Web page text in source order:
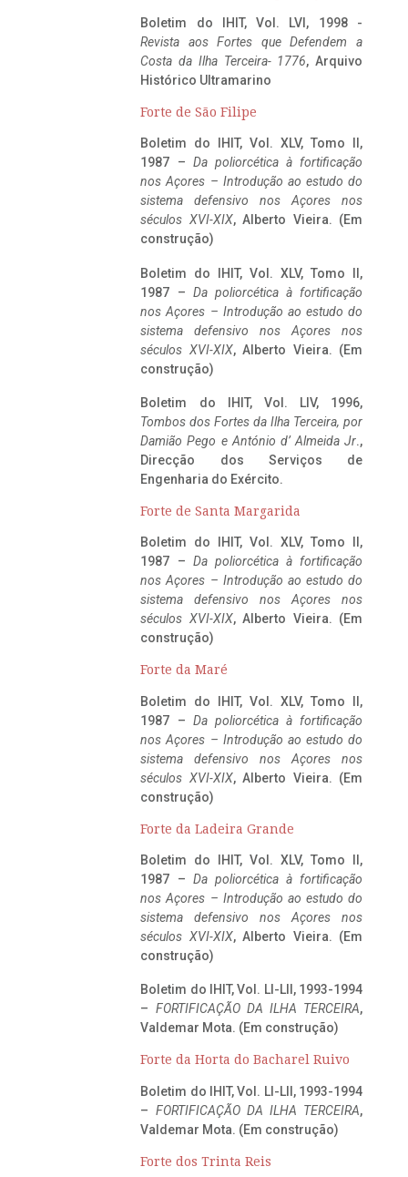
Boletim do IHIT, Vol. LVI, 1998 -
Revista aos Fortes que Defendem a
Costa da Ilha Terceira- 1776, Arquivo
Histórico Ultramarino
Forte de São Filipe
Boletim do IHIT, Vol. XLV, Tomo II,
1987 – Da poliorcética à fortificação
nos Açores – Introdução ao estudo do
sistema defensivo nos Açores nos
séculos XVI-XIX, Alberto Vieira. (Em
construção)
Boletim do IHIT, Vol. XLV, Tomo II,
1987 – Da poliorcética à fortificação
nos Açores – Introdução ao estudo do
sistema defensivo nos Açores nos
séculos XVI-XIX, Alberto Vieira. (Em
construção)
Boletim do IHIT, Vol. LIV, 1996,
Tombos dos Fortes da Ilha Terceira, por
Damião Pego e António d’ Almeida Jr.,
Direcção dos Serviços de
Engenharia do Exército.
Forte de Santa Margarida
Boletim do IHIT, Vol. XLV, Tomo II,
1987 – Da poliorcética à fortificação
nos Açores – Introdução ao estudo do
sistema defensivo nos Açores nos
séculos XVI-XIX, Alberto Vieira. (Em
construção)
Forte da Maré
Boletim do IHIT, Vol. XLV, Tomo II,
1987 – Da poliorcética à fortificação
nos Açores – Introdução ao estudo do
sistema defensivo nos Açores nos
séculos XVI-XIX, Alberto Vieira. (Em
construção)
Forte da Ladeira Grande
Boletim do IHIT, Vol. XLV, Tomo II,
1987 – Da poliorcética à fortificação
nos Açores – Introdução ao estudo do
sistema defensivo nos Açores nos
séculos XVI-XIX, Alberto Vieira. (Em
construção)
Boletim do IHIT, Vol. LI-LII, 1993-1994
– FORTIFICAÇÃO DA ILHA TERCEIRA,
Valdemar Mota. (Em construção)
Forte da Horta do Bacharel Ruivo
Boletim do IHIT, Vol. LI-LII, 1993-1994
– FORTIFICAÇÃO DA ILHA TERCEIRA,
Valdemar Mota. (Em construção)
Forte dos Trinta Reis